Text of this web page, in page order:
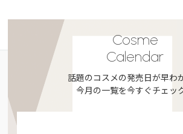
Cosme
Calendar
話題のコスメの発売日が早わ
今月の一覧を今すぐチェッ